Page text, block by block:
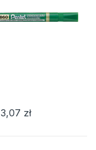
3,07 zł